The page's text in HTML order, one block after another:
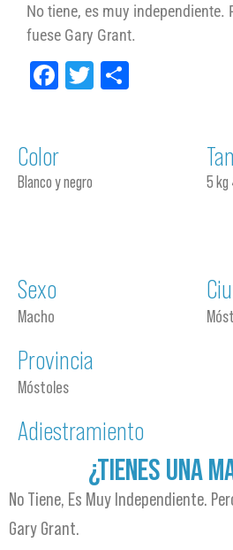
No tiene, es muy independiente.
fuese Gary Grant.
Facebook
Twitter
Color
Blanco y negro 5 kg
Sexo
Macho
Provincia
Móstoles
Adiestramiento
¿TIENES UNA
No Tiene, Es Muy Independiente.
Gary Grant.